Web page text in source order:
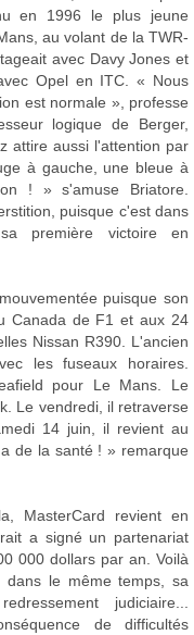
en 1996 le plus jeune
au volant de la TWR-
avec Davy Jones et
Opel en ITC. « Nous
est normale », professe
logique de Berger,
attire aussi l'attention par
à gauche, une bleue à
! » s'amuse Briatore.
puisque c'est dans
première victoire en
puisque son
Canada de F1 et aux 24
Nissan R390. L'ancien
les fuseaux horaires.
pour Le Mans. Le
Le vendredi, il retraverse
14 juin, il revient au
de la santé ! » remarque
MasterCard revient en
a signé un partenariat
000 dollars par an. Voilà
dans le même temps, sa
judiciaire...
de difficultés